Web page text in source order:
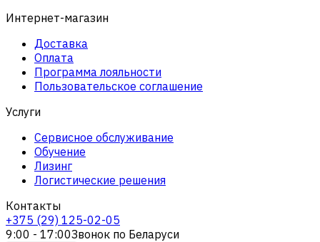
Интернет-магазин
Доставка
Оплата
Программа лояльности
Пользовательское соглашение
Услуги
Сервисное обслуживание
Обучение
Лизинг
Логистические решения
Контакты
+375 (29) 125-02-05
9:00 - 17:00Звонок по Беларуси